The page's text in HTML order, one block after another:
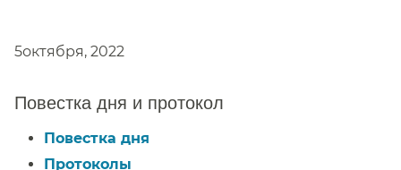
5октября, 2022​​
Повестка дня и протокол​​
Повестка дня​​
Протоколы​​